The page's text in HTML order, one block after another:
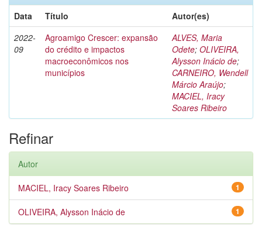
Data
Título
Autor(es)
2022-
09
Agroamigo Crescer: expansão
do crédito e impactos
macroeconômicos nos
municípios
ALVES, Maria
Odete; OLIVEIRA,
Alysson Inácio de;
CARNEIRO, Wendell
Márcio Araújo;
MACIEL, Iracy
Soares Ribeiro
Refinar
Autor
1
MACIEL, Iracy Soares Ribeiro
1
OLIVEIRA, Alysson Inácio de